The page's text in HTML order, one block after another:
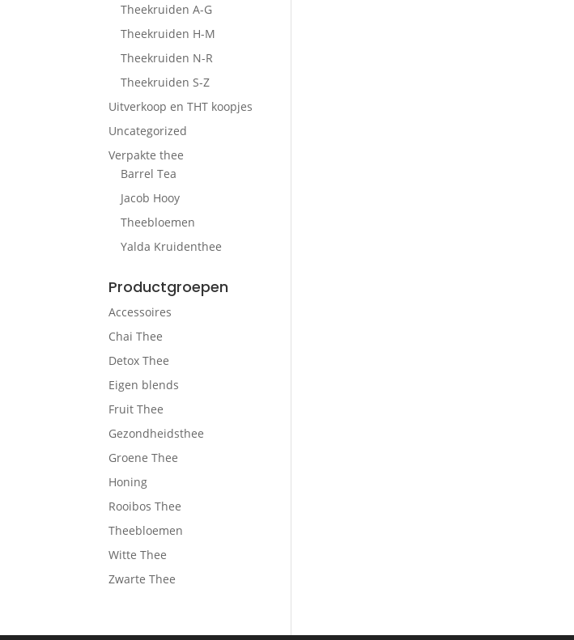
Theekruiden A-G
Theekruiden H-M
Theekruiden N-R
Theekruiden S-Z
Uitverkoop en THT koopjes
Uncategorized
Verpakte thee
Barrel Tea
Jacob Hooy
Theebloemen
Yalda Kruidenthee
Productgroepen
Accessoires
Chai Thee
Detox Thee
Eigen blends
Fruit Thee
Gezondheidsthee
Groene Thee
Honing
Rooibos Thee
Theebloemen
Witte Thee
Zwarte Thee